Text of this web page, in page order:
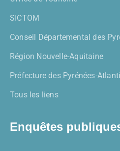
SICTOM
Conseil Départemental des
Région Nouvelle-Aquitaine
Préfecture des Pyrénées-
Tous les liens
Enquêtes